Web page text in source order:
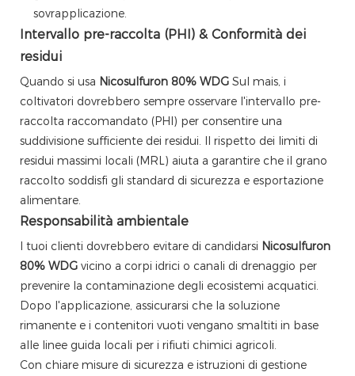
sovrapplicazione.
Intervallo pre-raccolta (PHI) & Conformità dei
residui
Quando si usa Nicosulfuron 80% WDG Sul mais, i
coltivatori dovrebbero sempre osservare l'intervallo pre-
raccolta raccomandato (PHI) per consentire una
suddivisione sufficiente dei residui. Il rispetto dei limiti di
residui massimi locali (MRL) aiuta a garantire che il grano
raccolto soddisfi gli standard di sicurezza e esportazione
alimentare.
Responsabilità ambientale
I tuoi clienti dovrebbero evitare di candidarsi Nicosulfuron
80% WDG vicino a corpi idrici o canali di drenaggio per
prevenire la contaminazione degli ecosistemi acquatici.
Dopo l'applicazione, assicurarsi che la soluzione
rimanente e i contenitori vuoti vengano smaltiti in base
alle linee guida locali per i rifiuti chimici agricoli.
Con chiare misure di sicurezza e istruzioni di gestione